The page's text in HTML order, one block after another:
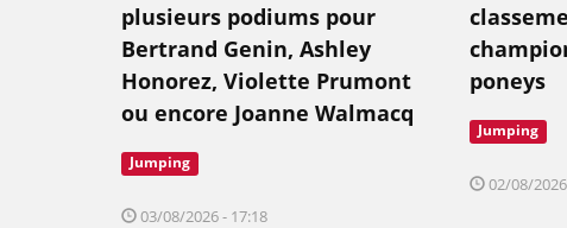
plusieurs podiums pour
Bertrand Genin, Ashley
Honorez, Violette Prumont
ou encore Joanne Walmacq
Jumping
03/08/2026 - 17:18
poneys
Jumping
02/08/2026